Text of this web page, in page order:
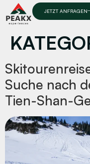
JETZT ANFRAGEN
Suche nach
Tien-Shan-